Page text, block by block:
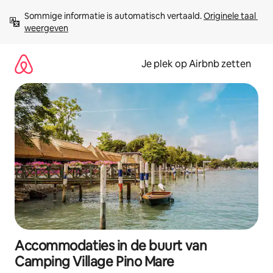
direct
naar
Sommige informatie is automatisch vertaald. Originele taal
weergeven
Je plek op Airbnb zetten
Accommodaties in de buurt van
Camping Village Pino Mare